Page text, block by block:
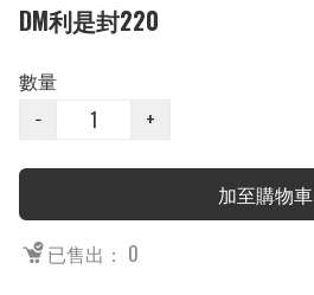
DM利是封220
數量
−
+
加至購物車
已售出： 0